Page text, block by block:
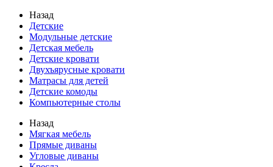
Назад
Детские
Модульные детские
Детская мебель
Детские кровати
Двухъярусные кровати
Матрасы для детей
Детские комоды
Компьютерные столы
Назад
Мягкая мебель
Прямые диваны
Угловые диваны